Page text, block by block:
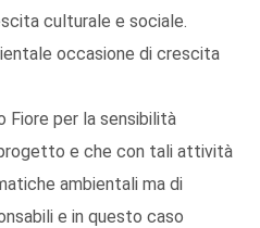
culturale e sociale.
occasione di crescita
Fiore per la sensibilità
e che con tali attività
ambientali ma di
e in questo caso